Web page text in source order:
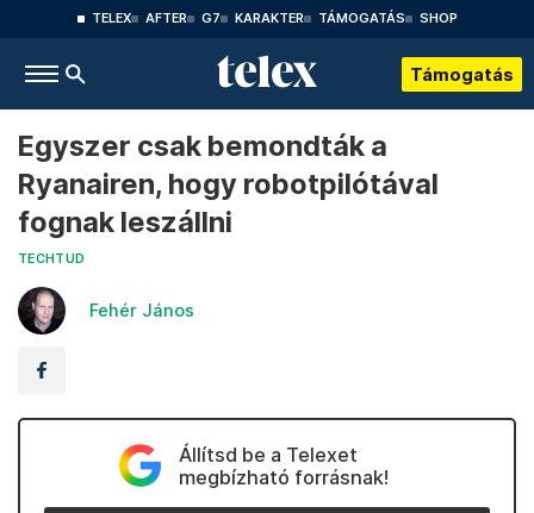
TELEX AFTER G7 KARAKTER TÁMOGATÁS SHOP
Támogatás
Egyszer csak bemondták a
Ryanairen, hogy robotpilótával
fognak leszállni
TECHTUD
Fehér János
Állítsd be a Telexet
megbízható forrásnak!